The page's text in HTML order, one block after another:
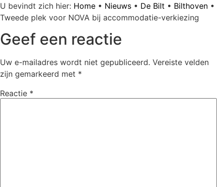
U bevindt zich hier: Home • Nieuws • De Bilt • Bilthoven •
Tweede plek voor NOVA bij accommodatie-verkiezing
Geef een reactie
Uw e-mailadres wordt niet gepubliceerd. Vereiste velden
zijn gemarkeerd met *
Reactie *